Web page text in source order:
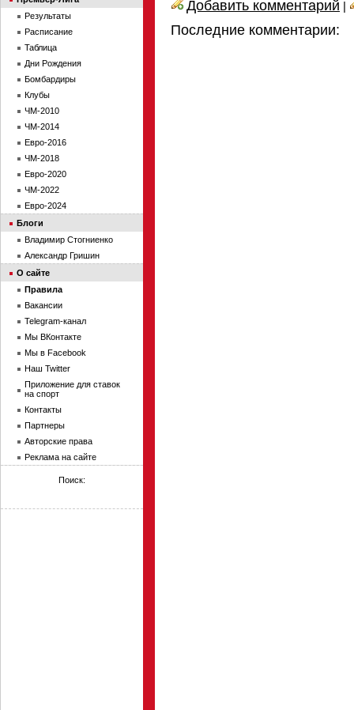
Добавить комментарий |
Последние комментарии:
Результаты
Расписание
Таблица
Дни Рождения
Бомбардиры
Клубы
ЧМ-2010
ЧМ-2014
Евро-2016
ЧМ-2018
Евро-2020
ЧМ-2022
Евро-2024
Блоги
Владимир Стогниенко
Александр Гришин
О сайте
Правила
Вакансии
Telegram-канал
Мы ВКонтакте
Мы в Facebook
Наш Twitter
Приложение для ставок
на спорт
Контакты
Партнеры
Авторские права
Реклама на сайте
Поиск: